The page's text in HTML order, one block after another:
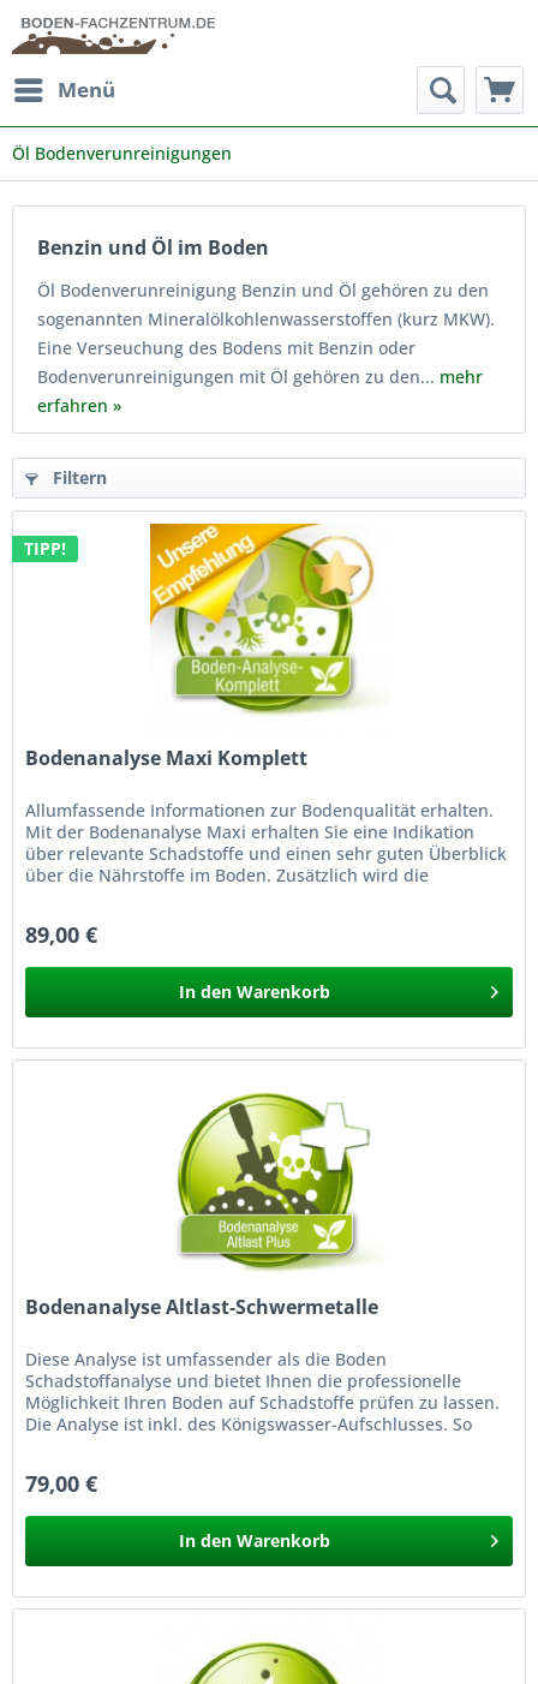
Menü
Öl Bodenverunreinigungen
Benzin und Öl im Boden
Öl Bodenverunreinigung Benzin und Öl gehören zu den
sogenannten Mineralölkohlenwasserstoffen (kurz MKW).
Eine Verseuchung des Bodens mit Benzin oder
Bodenverunreinigungen mit Öl gehören zu den... mehr
erfahren »
Filtern
TIPP!
Bodenanalyse Maxi Komplett
Allumfassende Informationen zur Bodenqualität erhalten.
Mit der Bodenanalyse Maxi erhalten Sie eine Indikation
über relevante Schadstoffe und einen sehr guten Überblick
über die Nährstoffe im Boden. Zusätzlich wird die
89,00 €
In den Warenkorb
Bodenanalyse Altlast-Schwermetalle
Diese Analyse ist umfassender als die Boden
Schadstoffanalyse und bietet Ihnen die professionelle
Möglichkeit Ihren Boden auf Schadstoffe prüfen zu lassen.
Die Analyse ist inkl. des Königswasser-Aufschlusses. So
79,00 €
In den Warenkorb